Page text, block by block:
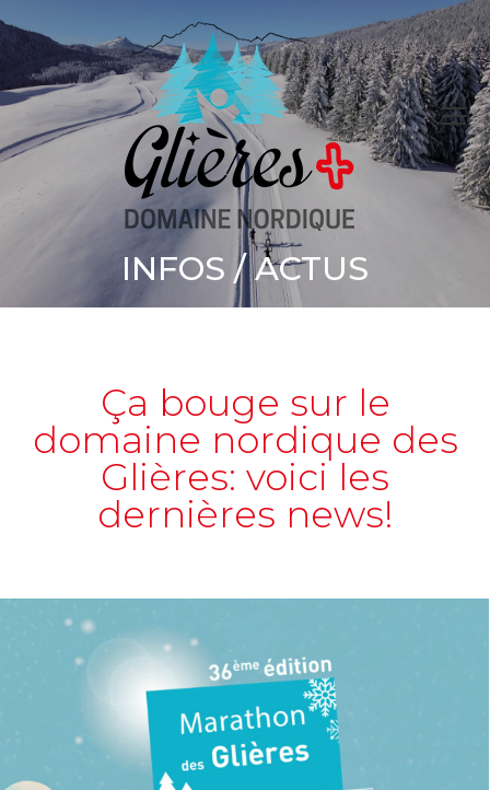
INFOS / ACTUS
Vous êtes ici :
Ça bouge sur le
domaine nordique des
Glières: voici les
dernières news!